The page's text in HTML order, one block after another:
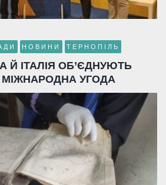
НОВИНИ ТЕРНОПІЛЬ
Й ІТАЛІЯ ОБ’ЄДНУЮТЬ
УГОДА